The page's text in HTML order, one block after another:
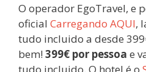
O operador EgoTravel, e
oficial Carregando AQUI,
tudo incluido a desde
bem! 399€ por pessoa e
tudo incluido. O hotel é o